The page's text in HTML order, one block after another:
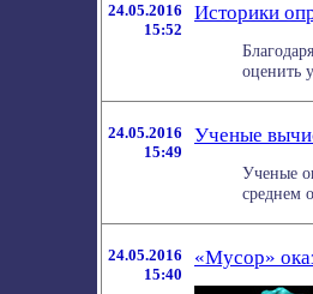
24.05.2016
15:52
Историки
оценить
24.05.2016
15:49
Ученые
Ученые
среднем
24.05.2016
15:40
«Мусор»